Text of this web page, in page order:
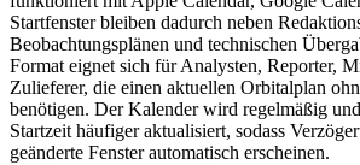
Startfenster bleiben dadurch neben
Beobachtungsplänen und technischen
Format eignet sich für Analysten, Reporter,
Zulieferer, die einen aktuellen Orbitalplan
benötigen. Der Kalender wird regelmäßig
Startzeit häufiger aktualisiert, sodass
geänderte Fenster automatisch erscheinen.